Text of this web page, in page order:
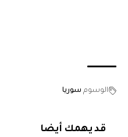
الوسوم سوريا
قد يهمك أيضا